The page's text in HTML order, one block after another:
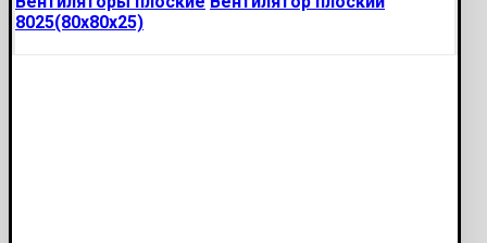
8025(80х80х25)